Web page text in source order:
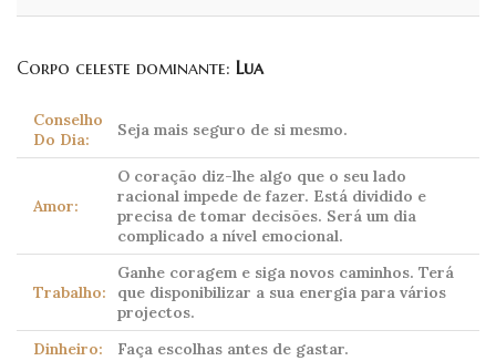
Corpo celeste dominante: Lua
Conselho
Do Dia:
Seja mais seguro de si mesmo.
Amor:
O coração diz-lhe algo que o seu lado
racional impede de fazer. Está dividido e
precisa de tomar decisões. Será um dia
complicado a nível emocional.
Trabalho:
Ganhe coragem e siga novos caminhos. Terá
que disponibilizar a sua energia para vários
projectos.
Dinheiro:
Faça escolhas antes de gastar.